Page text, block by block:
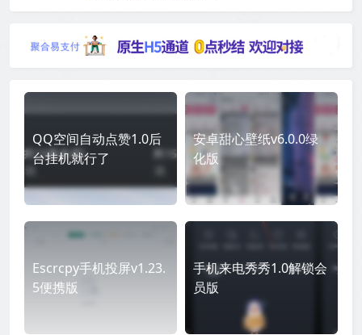
QQ空间自动点赞1.0后
台挂机就行了
安卓甜心壁纸v6.0.0绿
化版
Escrcpy手机投屏v1.23.
5便携版
手机来电秀秀1.0解锁会
员版